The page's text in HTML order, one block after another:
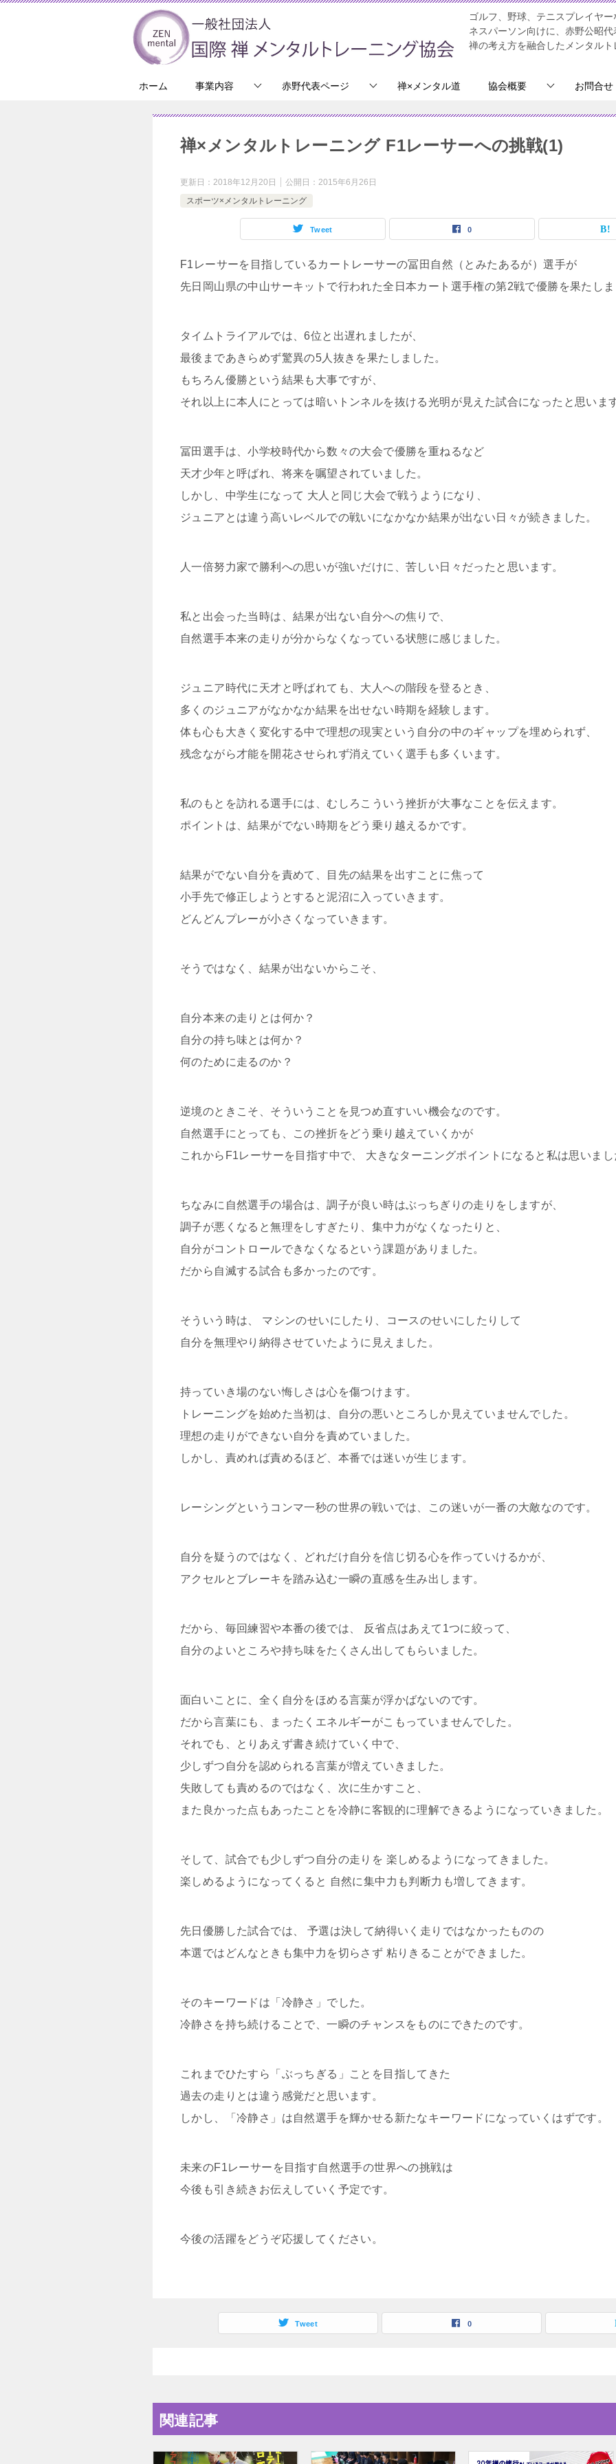
ゴルフ、野球、テニスプレイヤ
ネスパーソン向けに、赤野公昭
禅の考え方を融合したメンタル
ホーム 事業内容 赤野代表ページ 禅×メンタル道 協会概要 お問合せ
禅×メンタルトレーニング F1レーサーへの挑戦(1)
更新日： 2018年12月20日 公開日： 2015年6月26日
スポーツ×メンタルトレーニング
Tweet 0
F1レーサーを目指しているカートレーサーの冨田自然（とみたあるが）選手が
先日岡山県の中山サーキットで行われた全日本カート選手権の第2戦で優勝を果たし
タイムトライアルでは、6位と出遅れましたが、
最後まであきらめず驚異の5人抜きを果たしました。
もちろん優勝という結果も大事ですが、
それ以上に本人にとっては暗いトンネルを抜ける光明が見えた試合になったと思いま
冨田選手は、小学校時代から数々の大会で優勝を重ねるなど
天才少年と呼ばれ、将来を嘱望されていました。
しかし、中学生になって 大人と同じ大会で戦うようになり、
ジュニアとは違う高いレベルでの戦いになかなか結果が出ない日々が続きました。
人一倍努力家で勝利への思いが強いだけに、苦しい日々だったと思います。
私と出会った当時は、結果が出ない自分への焦りで、
自然選手本来の走りが分からなくなっている状態に感じました。
ジュニア時代に天才と呼ばれても、大人への階段を登るとき、
多くのジュニアがなかなか結果を出せない時期を経験します。
体も心も大きく変化する中で理想の現実という自分の中のギャップを埋められず、
残念ながら才能を開花させられず消えていく選手も多くいます。
私のもとを訪れる選手には、むしろこういう挫折が大事なことを伝えます。
ポイントは、結果がでない時期をどう乗り越えるかです。
結果がでない自分を責めて、目先の結果を出すことに焦って
小手先で修正しようとすると泥沼に入っていきます。
どんどんプレーが小さくなっていきます。
そうではなく、結果が出ないからこそ、
自分本来の走りとは何か？
自分の持ち味とは何か？
何のために走るのか？
逆境のときこそ、そういうことを見つめ直すいい機会なのです。
自然選手にとっても、この挫折をどう乗り越えていくかが
これからF1レーサーを目指す中で、 大きなターニングポイントになると私は思いま
ちなみに自然選手の場合は、調子が良い時はぶっちぎりの走りをしますが、
調子が悪くなると無理をしすぎたり、集中力がなくなったりと、
自分がコントロールできなくなるという課題がありました。
だから自滅する試合も多かったのです。
そういう時は、 マシンのせいにしたり、コースのせいにしたりして
自分を無理やり納得させていたように見えました。
持っていき場のない悔しさは心を傷つけます。
トレーニングを始めた当初は、自分の悪いところしか見えていませんでした。
理想の走りができない自分を責めていました。
しかし、責めれば責めるほど、本番では迷いが生じます。
レーシングというコンマ一秒の世界の戦いでは、この迷いが一番の大敵なのです。
自分を疑うのではなく、どれだけ自分を信じ切る心を作っていけるかが、
アクセルとブレーキを踏み込む一瞬の直感を生み出します。
だから、毎回練習や本番の後では、 反省点はあえて1つに絞って、
自分のよいところや持ち味をたくさん出してもらいました。
面白いことに、全く自分をほめる言葉が浮かばないのです。
だから言葉にも、まったくエネルギーがこもっていませんでした。
それでも、とりあえず書き続けていく中で、
少しずつ自分を認められる言葉が増えていきました。
失敗しても責めるのではなく、次に生かすこと、
また良かった点もあったことを冷静に客観的に理解できるようになっていきました。
そして、試合でも少しずつ自分の走りを 楽しめるようになってきました。
楽しめるようになってくると 自然に集中力も判断力も増してきます。
先日優勝した試合では、 予選は決して納得いく走りではなかったものの
本選ではどんなときも集中力を切らさず 粘りきることができました。
そのキーワードは「冷静さ」でした。
冷静さを持ち続けることで、一瞬のチャンスをものにできたのです。
これまでひたすら「ぶっちぎる」ことを目指してきた
過去の走りとは違う感覚だと思います。
しかし、「冷静さ」は自然選手を輝かせる新たなキーワードになっていくはずです。
未来のF1レーサーを目指す自然選手の世界への挑戦は
今後も引き続きお伝えしていく予定です。
今後の活躍をどうぞ応援してください。
Tweet 0
関連記事